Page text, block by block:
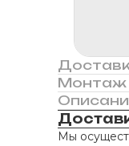
Монтаж
Мы